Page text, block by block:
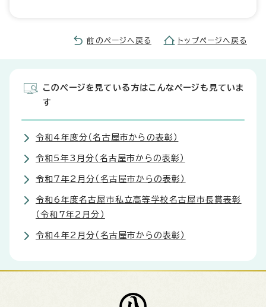
前のページへ戻る トップページへ戻る
このページを見ている方はこんなページも見ていま
す
令和4年度分（名古屋市からの表彰）
令和5年3月分（名古屋市からの表彰）
令和7年2月分（名古屋市からの表彰）
令和6年度名古屋市私立高等学校名古屋市長賞表彰
（令和7年2月分）
令和4年2月分（名古屋市からの表彰）